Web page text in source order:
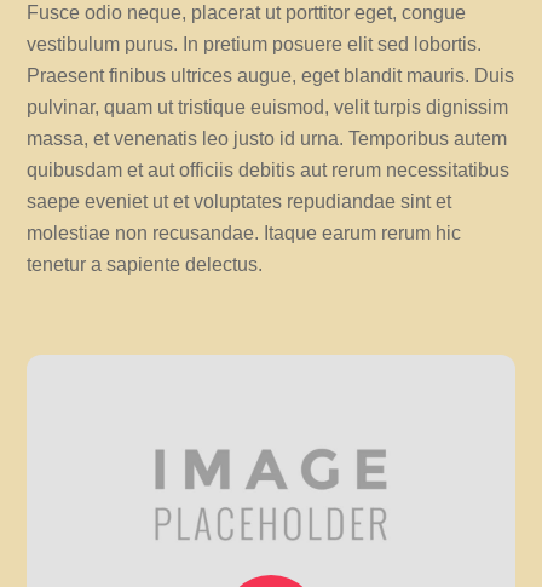
Fusce odio neque, placerat ut porttitor eget, congue
vestibulum purus. In pretium posuere elit sed lobortis.
Praesent finibus ultrices augue, eget blandit mauris. Duis
pulvinar, quam ut tristique euismod, velit turpis dignissim
massa, et venenatis leo justo id urna. Temporibus autem
quibusdam et aut officiis debitis aut rerum necessitatibus
saepe eveniet ut et voluptates repudiandae sint et
molestiae non recusandae. Itaque earum rerum hic
tenetur a sapiente delectus.